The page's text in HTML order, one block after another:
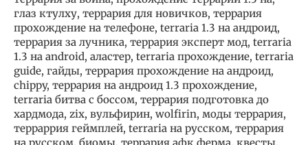
глаз ктулху, террария для новичков, террария
прохождение на телефоне, terraria 1.3 на андроид,
террария за лучника, террария эксперт мод, terraria
1.3 на android, аластер, terraria прохождение, terraria
guide, гайды, террария прохождение на андроид,
chippy, террария на андроид 1.3 прохождение,
terraria битва с боссом, террария подготовка до
хардмода, zix, вульфирин, wolfirin, моды террария,
терраррия геймплей, terraria на русском, террария
на русском, биомы, террария афк ферма, квесты,